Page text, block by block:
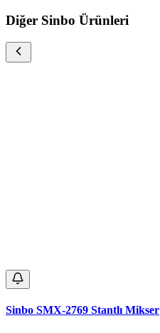
Diğer Sinbo Ürünleri
Sinbo SMX-2769 Stantlı Mikser